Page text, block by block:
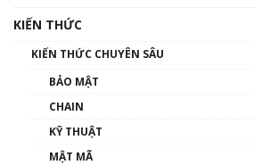
KIẾN THỨC
KIẾN THỨC CHUYÊN SÂU
BẢO MẬT
CHAIN
KỸ THUẬT
MẬT MÃ